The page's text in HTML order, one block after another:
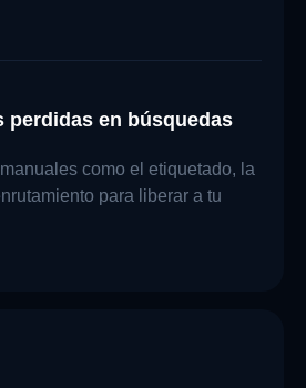
perdidas en búsquedas
como el etiquetado, la
para liberar a tu